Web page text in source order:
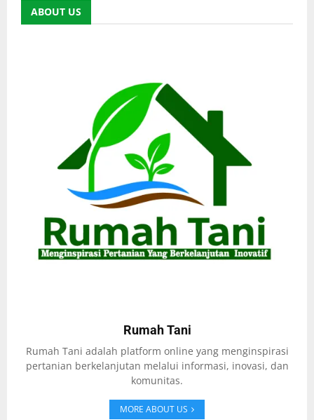
ABOUT US
Rumah Tani
Rumah Tani adalah platform online yang menginspirasi
pertanian berkelanjutan melalui informasi, inovasi, dan
komunitas.
MORE ABOUT US